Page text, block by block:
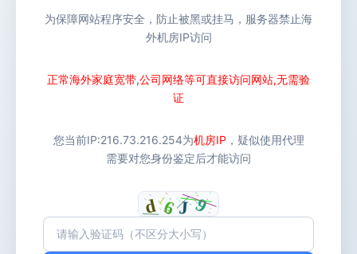
为保障网站程序安全，防止被黑或挂马，服务器禁止海
外机房IP访问
正常海外家庭宽带,公司网络等可直接访问网站,无需验
证
您当前IP:216.73.216.254为机房IP ，疑似使用代理
需要对您身份鉴定后才能访问